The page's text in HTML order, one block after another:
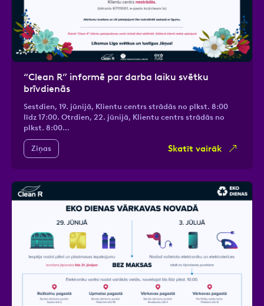
“Clean R” informē par darba laiku svētku
brīvdienās
Sestdien, 19. jūnijā, Klientu centrs strādās no plkst. 8:00
līdz 17:00. Otrdien, 22. jūnijā, Klientu centrs strādās no
plkst. 8:00…
Ziņas Skatīt vairāk